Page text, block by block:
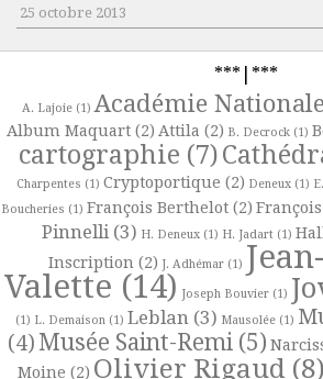
25 octobre 2013
***|***
A. Lajoie(1) Académie
Album Maquart(2) Attila (2) B. Decrock(1)
cartographie (7)
Charpentes (1) Cryptoportique (2) Deneux (1)
Boucheries (1) François Berthelot (2)
Pinnelli (3) H. Deneux(1) H. Jadart(1)
Inscription (2) J. Adhémar (1)
Valette (14) Joseph Bouvier(1)
(1) L. Demaison(1) Leblan (3) Mausolée(1)
(4) Musée Saint-Remi (5)
Moine (2) Olivier Rigaud(8)